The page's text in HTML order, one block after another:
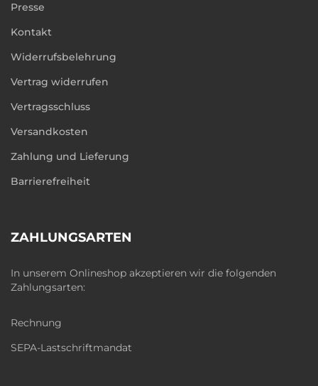
Presse
Kontakt
Widerrufsbelehrung
Vertrag widerrufen
Vertragsschluss
Versandkosten
Zahlung und Lieferung
Barrierefreiheit
ZAHLUNGSARTEN
In unserem Onlineshop akzeptieren wir die folgenden
Zahlungsarten:
Rechnung
SEPA-Lastschriftmandat